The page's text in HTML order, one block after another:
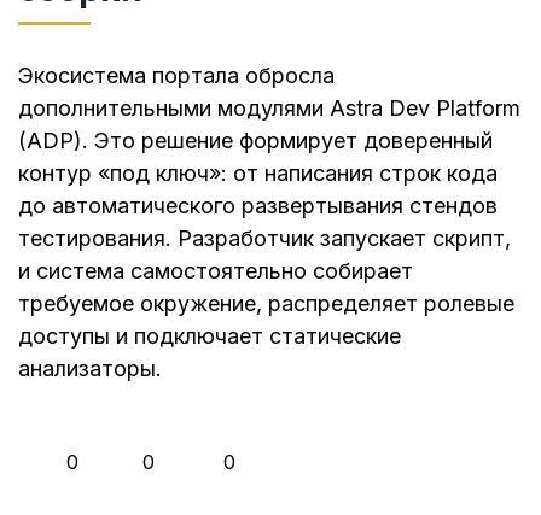
Экосистема портала обросла
дополнительными модулями Astra Dev Platform
(ADP). Это решение формирует доверенный
контур «под ключ»: от написания строк кода
до автоматического развертывания стендов
тестирования. Разработчик запускает скрипт,
и система самостоятельно собирает
требуемое окружение, распределяет ролевые
доступы и подключает статические
анализаторы.
0 0 0